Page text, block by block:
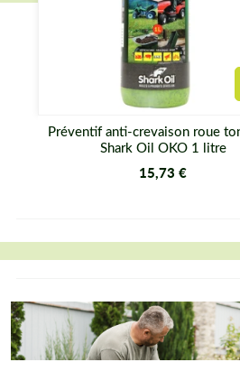
Préventif anti-crevaison roue
Shark Oil OKO 1 litre
15,73 €